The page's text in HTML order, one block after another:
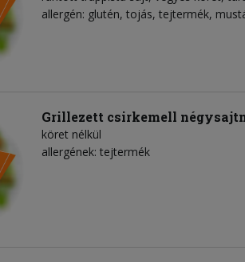
allergén: glutén, tojás, tejtermék,
Grillezett csirkemell
köret nélkül
allergének: tejtermék